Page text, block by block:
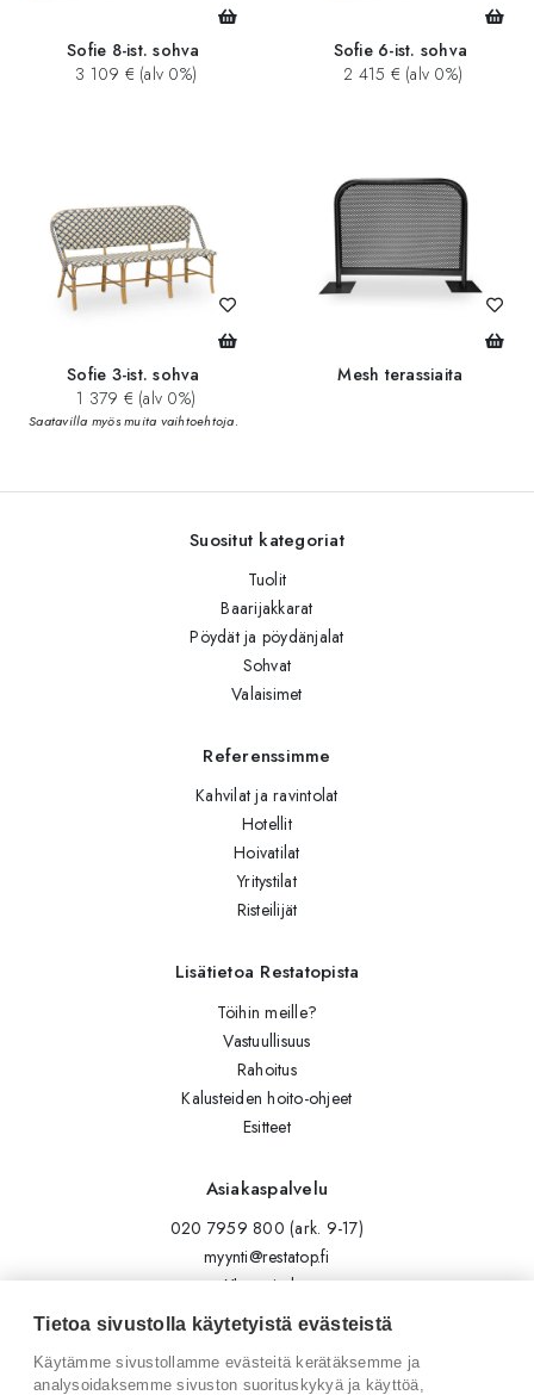
Sofie 8-ist. sohva
3 109 € (alv 0%)
Sofie 6-ist. sohva
2 415 € (alv 0%)
Sofie 3-ist. sohva
1 379 € (alv 0%)
Saatavilla myös muita vaihtoehtoja.
Mesh terassiaita
Suositut kategoriat
Tuolit
Baarijakkarat
Pöydät ja pöydänjalat
Sohvat
Valaisimet
Referenssimme
Kahvilat ja ravintolat
Hotellit
Hoivatilat
Yritystilat
Risteilijät
Lisätietoa Restatopista
Töihin meille?
Vastuullisuus
Rahoitus
Kalusteiden hoito-ohjeet
Esitteet
Asiakaspalvelu
020 7959 800 (ark. 9-17)
myynti@restatop.fi
Yhteystiedot
Lähetä viesti
Seuraa meitä
Tietoa sivustolla käytetyistä evästeistä
Käytämme sivustollamme evästeitä kerätäksemme ja
analysoidaksemme sivuston suorituskykyä ja käyttöä,